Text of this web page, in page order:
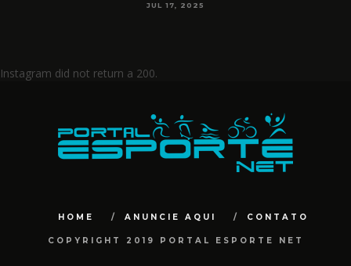
JUL 17, 2025
Instagram did not return a 200.
HOME ANUNCIE AQUI CONTATO
COPYRIGHT 2019 PORTAL ESPORTE NET